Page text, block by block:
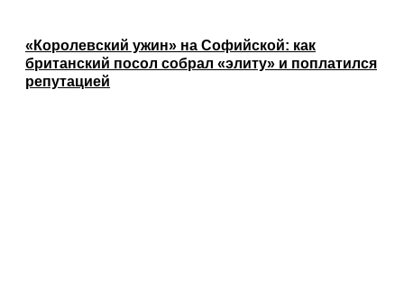
«Королевский ужин» на Софийской: как
британский посол собрал «элиту» и поплатился
репутацией